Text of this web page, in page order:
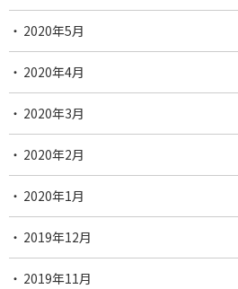
2020年5月
2020年4月
2020年3月
2020年2月
2020年1月
2019年12月
2019年11月